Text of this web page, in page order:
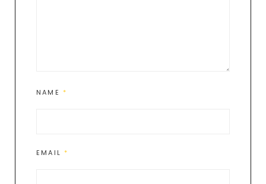
NAME *
EMAIL *